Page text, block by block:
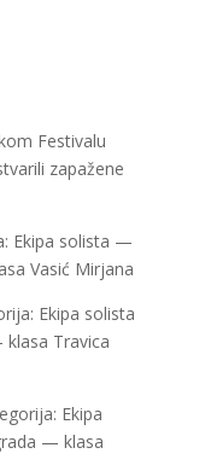
Festivalu
zapažene
Ekipa solista —
Vasić Mirjana
Ekipa solista
Travica
Ekipa
— klasa